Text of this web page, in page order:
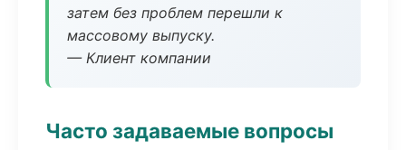
затем без проблем перешли к
массовому выпуску.
— Клиент компании
Часто задаваемые вопросы